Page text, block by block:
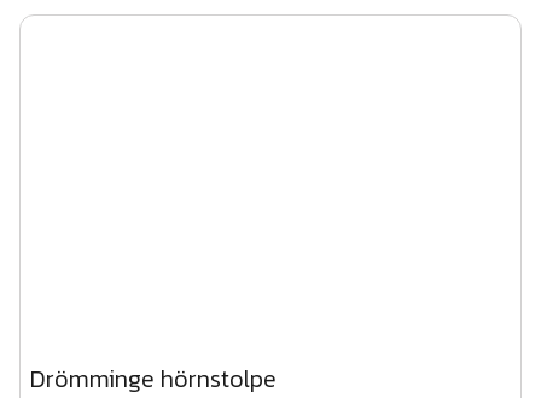
Drömminge hörnstolpe